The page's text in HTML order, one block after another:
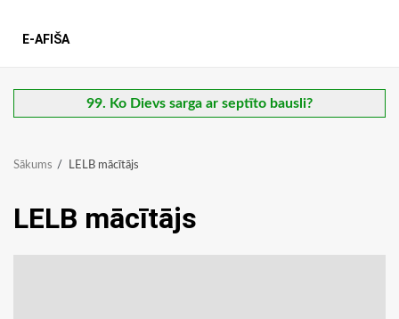
E-AFIŠA
99. Ko Dievs sarga ar septīto bausli?
Sākums LELB mācītājs
LELB mācītājs